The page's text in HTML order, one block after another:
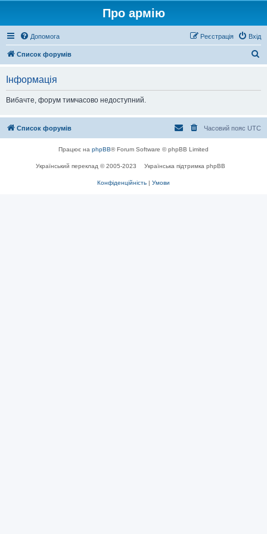
Про армію
Допомога Вхід
Реєстрація
Список форумів
Інформація
Вибачте, форум тимчасово недоступний.
Список форумів Часовий пояс UTC
Працює на phpBB® Forum Software © phpBB Limited
Український переклад © 2005-2023 Українська підтримка phpBB
Конфіденційність | Умови